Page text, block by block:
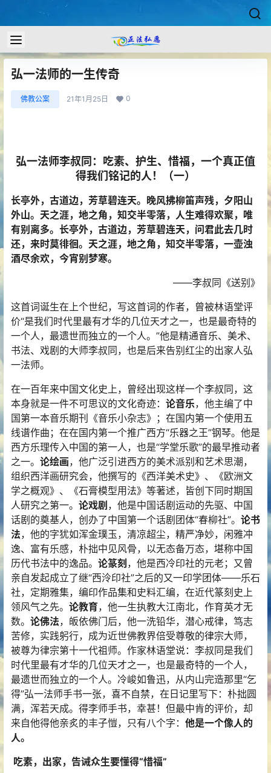
弘一法师的一生传奇
佛教公案 21年1月25日 0
弘一法师李叔同：吃素、护生、惜福，一个真正值
得我们铭记的人！（一）
长亭外，古道边，芳草碧连天。 晚风拂柳笛声残，夕阳山
外山。 天之涯，地之角，知交半零落， 人生难得欢聚，唯
有别离多。 长亭外，古道边，芳草碧连天， 问君此去几时
还，来时莫徘徊。 天之涯，地之角，知交半零落， 一壶浊
酒尽余欢，今宵别梦寒。
——李叔同《送别》
这首词诞生在上个世纪，写这首词的作者，曾被林语堂评
价“是我们时代里最有才华的几位天才之一，也是最奇特的
一个人，最遗世而独立的一个人。”他是精通音乐、美术、
书法、戏剧的大师李叔同，也是后来告别红尘的出家人弘
一法师。
在一百年来中国文化史上，曾经出现这样一个李叔同，这
本身就是一件不可思议的文化奇迹： 论音乐，他主编了中
国第一本音乐期刊《音乐小杂志》；在国内第一个使用五
线谱作曲；在在国内第一个推广西方“乐器之王”钢琴。他是
西方乐理传入中国的第一人，也是“学堂乐歌”的最早推动者
之一。 论绘画，他广泛引进西方的美术派别和艺术思潮，
组织西洋画研究会，他撰写的《西洋美术史》、《欧洲文
学之概观》、《石膏模型用法》等著述，皆创下同时期国
人研究之第一。 论戏剧 ，他是中国话剧运动的先驱、中国
话剧的奠基人，创办了中国第一个话剧团体“春柳社”。 论书
法，他的字犹如浑金璞玉，清凉超尘，精严净妙，闲雅冲
逸、富有乐感，朴拙中见风骨，以无态备万态，堪称中国
历代书法中的逸品。 论篆刻 ，他是西冷印社的元老；又曾
亲自发起成立了继“西泠印社”之后的又一印学团体——乐石
社，定期雅集，编印作品集和史料汇编，在近代篆刻史上
领风气之先。 论教育，他一生执教大江南北，作育英才无
数。 论佛法，皈依佛门后，他一洗铅华，潜心戒律，笃志
苦修，实践躬行，成为近世佛教界倍受尊敬的律宗大师，
被尊为律宗第十一代祖师。作家林语堂说：李叔同是我们
时代里最有才华的几位天才之一，也是最奇特的一个人，
最遗世而独立的一个人。冷峻如鲁迅，从内山完造那里“乞
得”弘一法师手书一张，喜不自禁，在日记里写下：朴拙圆
满，浑若天成。得李师手书，幸甚！但最中肯的评价，却
来自他得他亲炙的丰子愷，只有八个字： 他是一个像人的
人。
吃素，出家，告诫众生要懂得“惜福”